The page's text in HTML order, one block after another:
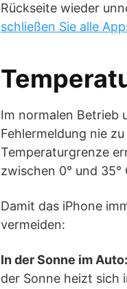
Rückseite wieder
schließen Sie alle
Im normalen Betrieb
Fehlermeldung nie
Temperaturgrenze
zwischen 0° und 35°
Damit das iPhone
vermeiden:
In der Sonne im Auto:
der Sonne heizt sich